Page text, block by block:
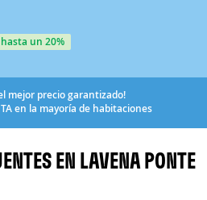
hasta un 20%
mejor precio garantizado!
en la mayoría de habitaciones
EN LAVENA PONTE